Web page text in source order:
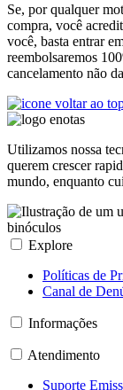
Se, por qualquer
compra, você
você, basta entrar
reembolsaremos
cancelamento não
Utilizamos nossa
querem crescer
mundo, enquanto
Explore
Políticas de
Canal de
Informações
Atendimento
Suporte